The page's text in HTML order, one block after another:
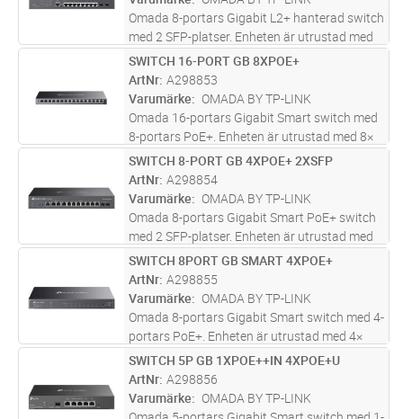
802.3...läs mer
Omada 8-portars Gigabit L2+ hanterad switch
med 2 SFP-platser. Enheten är utrustad med
8× Gigabit RJ45-portar, 2× Gigabit SFP-
platser, RJ45/Micro-USB-konsolport.
Specifikationer inkluderar 1U 13-tums
mer
ST Lägg i kundvagn
SWITCH 16-PORT GB 8XPOE+
ArtNr A298853
Varumärke
OMADA BY TP-LINK
Omada 16-portars Gigabit Smart switch med
8-portars PoE+. Enheten är utrustad med 8×
Gigabit PoE+ ports. Specifikationer inkluderar
802.3af/at, 120 W PoE Power, stationärt
stålfodral med funktioner s...läs mer
ST Lägg i kundvagn
SWITCH 8-PORT GB 4XPOE+ 2XSFP
ArtNr A298854
Varumärke
OMADA BY TP-LINK
Omada 8-portars Gigabit Smart PoE+ switch
med 2 SFP-platser. Enheten är utrustad med
8× Gigabit PoE-portar, 2× Gigabit SFP-
kortplatser. Specifikationer inkluderar
802.3af/at, 58 W PoE Power, stationä
mer
ST Lägg i kundvagn
SWITCH 8PORT GB SMART 4XPOE+
ArtNr A298855
Varumärke
OMADA BY TP-LINK
Omada 8-portars Gigabit Smart switch med 4-
portars PoE+. Enheten är utrustad med 4×
Gigabit PoE+ ports. Specifikationer inkluderar
802.3at/af, 62 W PoE Power, Desktop Steel
Case med funktioner som In ...läs mer
ST Lägg i kundvagn
SWITCH 5P GB 1XPOE++IN 4XPOE+U
ArtNr A298856
Varumärke
OMADA BY TP-LINK